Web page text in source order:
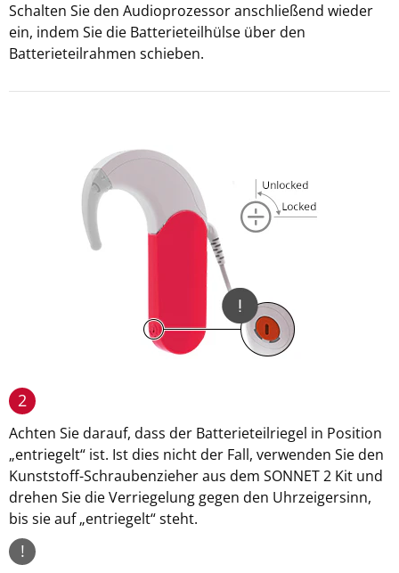
Schalten Sie den Audioprozessor anschließend wieder
ein, indem Sie die Batterieteilhülse über den
Batterieteilrahmen schieben.
2
Achten Sie darauf, dass der Batterieteilriegel in Position
„entriegelt“ ist. Ist dies nicht der Fall, verwenden Sie den
Kunststoff-Schraubenzieher aus dem SONNET 2 Kit und
drehen Sie die Verriegelung gegen den Uhrzeigersinn,
bis sie auf „entriegelt“ steht.
!